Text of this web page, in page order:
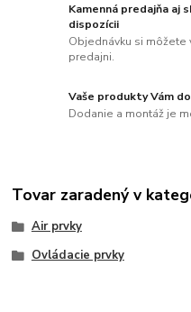
Kamenná predajňa aj
dispozícii
Objednávku si môžete
predajni.
Vaše produkty Vám
Dodanie a montáž je
Tovar zaradený v
Air prvky
Ovládacie prvky